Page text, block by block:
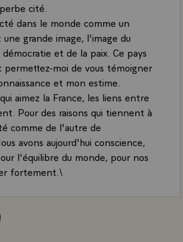
cité.
dans le monde comme un
grande image, l'image du
et de la paix. Ce pays
moi de vous témoigner
et mon estime.
aimez la France, les liens entre
Pour des raisons qui tiennent à
comme de l'autre de
avons aujourd'hui conscience,
l'équilibre du monde, pour nos
fortement.\
De même que la France est tout
le MERCOSUR peuvent
en plus et qui est l'Europe qui
M. Jacques Chirac, Président de la